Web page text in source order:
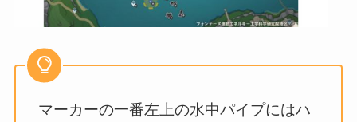
マーカーの一番左上の水中パイプにはハ